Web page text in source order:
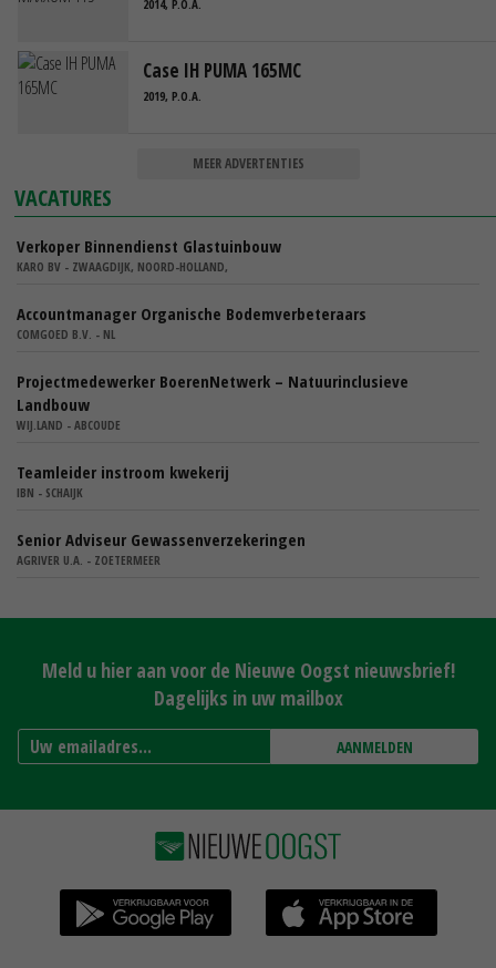
2014, P.O.A.
Case IH PUMA 165MC
2019, P.O.A.
MEER ADVERTENTIES
VACATURES
Verkoper Binnendienst Glastuinbouw
KARO BV - ZWAAGDIJK, NOORD-HOLLAND,
Accountmanager Organische Bodemverbeteraars
COMGOED B.V. - NL
Projectmedewerker BoerenNetwerk – Natuurinclusieve
Landbouw
WIJ.LAND - ABCOUDE
Teamleider instroom kwekerij
IBN - SCHAIJK
Senior Adviseur Gewassenverzekeringen
AGRIVER U.A. - ZOETERMEER
Meld u hier aan voor de Nieuwe Oogst nieuwsbrief!
Dagelijks in uw mailbox
AANMELDEN